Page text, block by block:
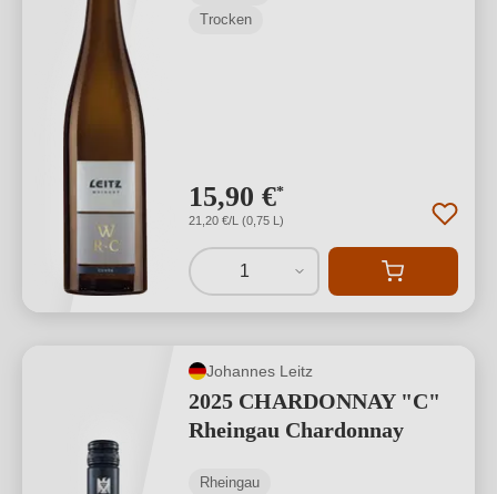
Trocken
15,90 €*
21,20 €/L (0,75 L)
1
Johannes Leitz
2025 CHARDONNAY "C"
Rheingau Chardonnay
Rheingau